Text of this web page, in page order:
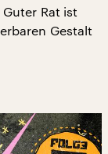
Rat ist
Gestalt